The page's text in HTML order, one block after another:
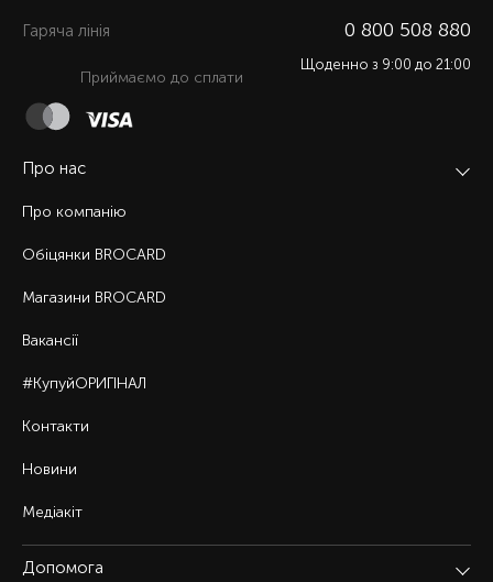
Про нас
Про компанію
Обіцянки BROCARD
Магазини BROCARD
Вакансії
#КупуйОРИГІНАЛ
Контакти
Новини
Медіакіт
Допомога
Гаряча лiнiя 0 800 508 880
Щоденно з 9:00 до 21:00
Приймаємо до сплати